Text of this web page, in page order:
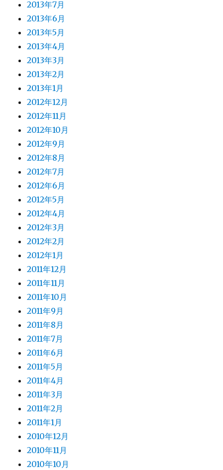
2013年7月
2013年6月
2013年5月
2013年4月
2013年3月
2013年2月
2013年1月
2012年12月
2012年11月
2012年10月
2012年9月
2012年8月
2012年7月
2012年6月
2012年5月
2012年4月
2012年3月
2012年2月
2012年1月
2011年12月
2011年11月
2011年10月
2011年9月
2011年8月
2011年7月
2011年6月
2011年5月
2011年4月
2011年3月
2011年2月
2011年1月
2010年12月
2010年11月
2010年10月